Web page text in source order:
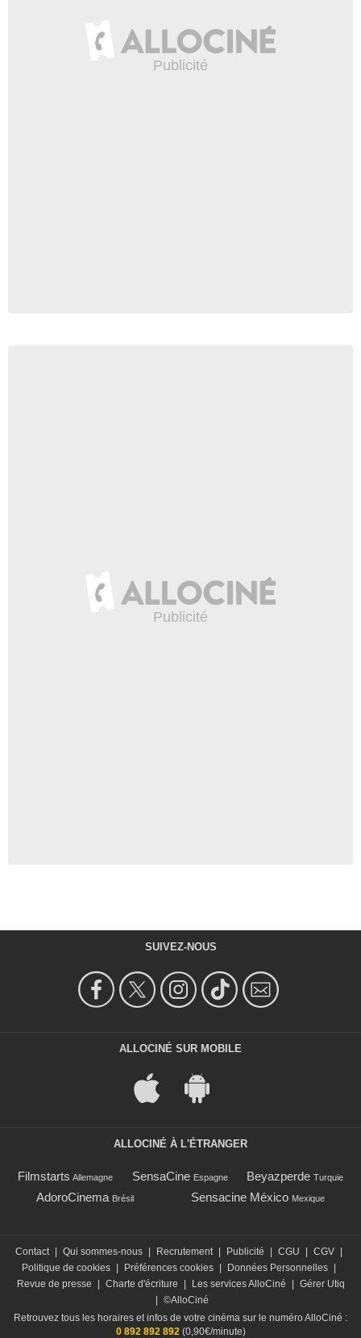
SUIVEZ-NOUS
ALLOCINÉ SUR MOBILE
ALLOCINÉ À L'ÉTRANGER
Filmstarts Allemagne SensaCine Espagne Beyazperde Turquie
AdoroCinema Brésil Sensacine México Mexique
Contact | Qui sommes-nous | Recrutement | Publicité | CGU | CGV |
Politique de cookies | Préférences cookies | Données Personnelles |
Revue de presse
| Charte d'écriture | Les services AlloCiné | Gérer Utiq
| ©AlloCiné
Retrouvez tous les horaires et infos de votre cinéma sur le numéro AlloCiné :
0 892 892 892 (0,90€/minute)